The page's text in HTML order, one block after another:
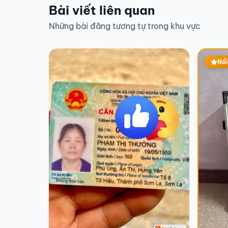
Bài viết liên quan
Những bài đăng tương tự trong khu vực